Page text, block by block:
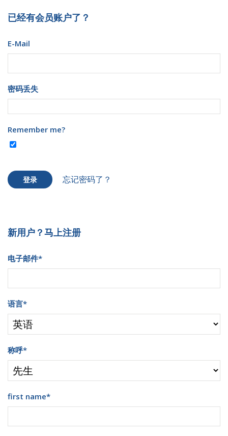
已经有会员账户了？
E-Mail
密码丢失
Remember me?
登录 忘记密码了？
新用户？马上注册
电子邮件*
语言*
称呼*
first name*